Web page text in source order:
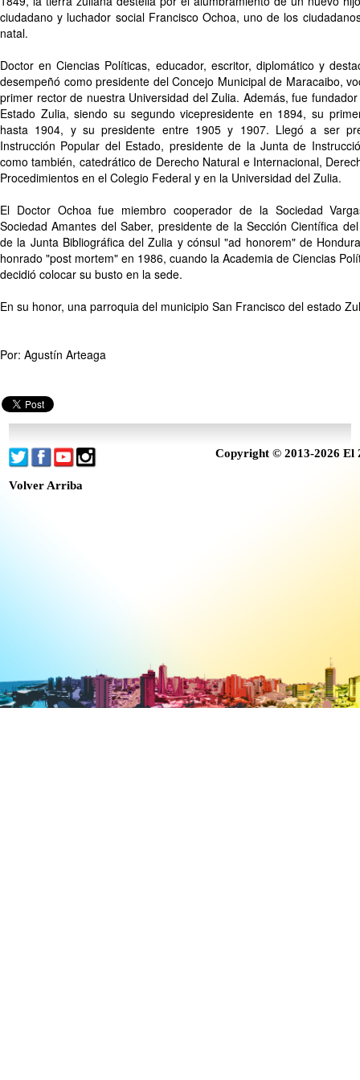
ciudadano y luchador social Francisco Ochoa, uno de los
natal.
Doctor en Ciencias Políticas, educador, escritor, diplomático y
desempeñó como presidente del Concejo Municipal de Maracaibo,
primer rector de nuestra Universidad del Zulia. Además, fue
Estado Zulia, siendo su segundo vicepresidente en 1894, su
hasta 1904, y su presidente entre 1905 y 1907. Llegó a ser
Instrucción Popular del Estado, presidente de la Junta de
como también, catedrático de Derecho Natural e Internacional,
Procedimientos en el Colegio Federal y en la Universidad del Zulia.
El Doctor Ochoa fue miembro cooperador de la Sociedad
Sociedad Amantes del Saber, presidente de la Sección Científica
de la Junta Bibliográfica del Zulia y cónsul "ad honorem" de
honrado "post mortem" en 1986, cuando la Academia de Ciencias
decidió colocar su busto en la sede.
En su honor, una parroquia del municipio San Francisco del estado
Por: Agustín Arteaga
Copyright © 2013-2026 El
Volver Arriba